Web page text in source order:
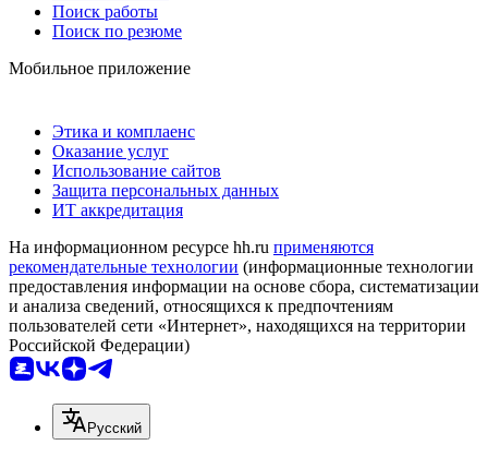
Поиск работы
Поиск по резюме
Мобильное приложение
Этика и комплаенс
Оказание услуг
Использование сайтов
Защита персональных данных
ИТ аккредитация
На информационном ресурсе hh.ru применяются
рекомендательные технологии (информационные технологии
предоставления информации на основе сбора, систематизации
и анализа сведений, относящихся к предпочтениям
пользователей сети «Интернет», находящихся на территории
Российской Федерации)
Русский